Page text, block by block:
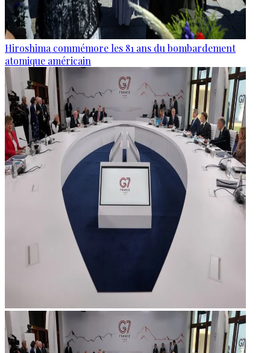
Hiroshima commémore les 81 ans du bombardement
atomique américain